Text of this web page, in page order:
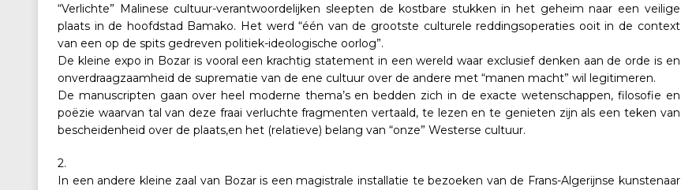
“Verlichte” Malinese cultuur-verantwoordelijken sleepten de kostbare stukken in het geheim naar een veilige
plaats in de hoofdstad Bamako. Het werd “één van de grootste culturele reddingsoperaties ooit in de context
van een op de spits gedreven politiek-ideologische oorlog”.
De kleine expo in Bozar is vooral een krachtig statement in een wereld waar exclusief denken aan de orde is en
onverdraagzaamheid de suprematie van de ene cultuur over de andere met “manen macht” wil legitimeren.
De manuscripten gaan over heel moderne thema’s en bedden zich in de exacte wetenschappen, filosofie en
poëzie waarvan tal van deze fraai verluchte fragmenten vertaald, te lezen en te genieten zijn als een teken van
bescheidenheid over de plaats,en het (relatieve) belang van “onze” Westerse cultuur.
2.
In een andere kleine zaal van Bozar is een magistrale installatie te bezoeken van de Frans-Algerijnse kunstenaar